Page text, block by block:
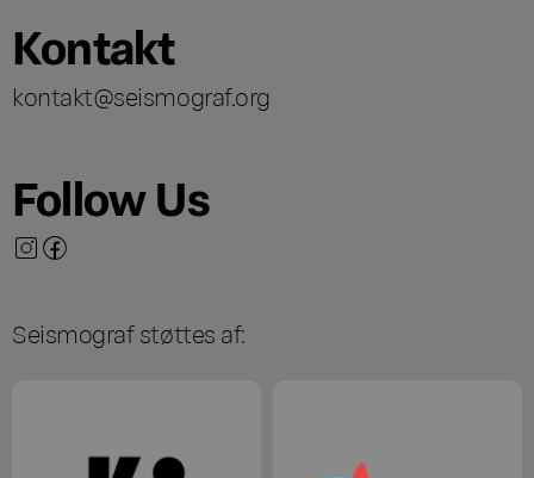
Kontakt
kontakt@seismograf.org
Follow Us
Seismograf støttes af: